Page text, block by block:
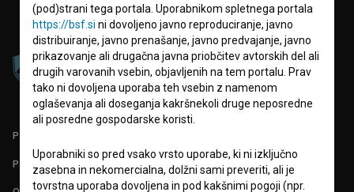
PARTNERJI
POGOJI UPORABE
(pod)strani tega portala. Uporabnikom spletnega portala
https://bsf.si ni dovoljeno javno reproduciranje, javno
distribuiranje, javno prenašanje, javno predvajanje, javno
prikazovanje ali drugačna javna priobčitev avtorskih del ali
drugih varovanih vsebin, objavljenih na tem portalu. Prav
tako ni dovoljena uporaba teh vsebin z namenom
oglaševanja ali doseganja kakršnekoli druge neposredne
ali posredne gospodarske koristi.
Uporabniki so pred vsako vrsto uporabe, ki ni izključno
zasebna in nekomercialna, dolžni sami preveriti, ali je
tovrstna uporaba dovoljena in pod kakšnimi pogoji (npr.